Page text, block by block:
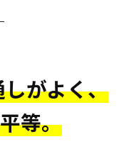
がよく、
等。